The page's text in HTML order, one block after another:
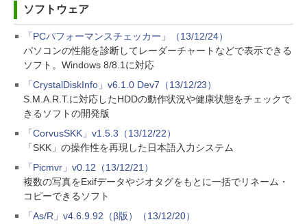
ソフトウェア
「PCパフォーマンスチェッカー」（13/12/24）
パソコンの性能を診断してレーダーチャートなどで表示できる
ソフト。Windows 8/8.1に対応
「CrystalDiskInfo」v6.1.0 Dev7（13/12/23）
S.M.A.R.T.に対応したHDDの動作状況や健康状態をチェックで
きるソフトの開発版
「CorvusSKK」v1.5.3（13/12/22）
「SKK」の操作性を再現した日本語入力システム
「Picmvr」v0.12（13/12/21）
複数の写真をExifデータやジオタグをもとに一括でリネーム・
コピーできるソフト
「As/R」v4.6.9.92（β版）（13/12/20）